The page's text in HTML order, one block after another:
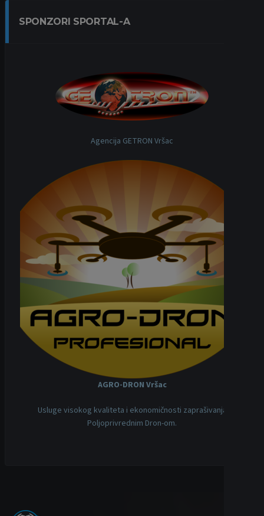
SPONZORI SPORTAL-A
Agencija GETRON Vršac
AGRO-DRON Vršac
Usluge visokog kvaliteta i ekonomičnosti zaprašivanja
Poljoprivrednim Dron-om.